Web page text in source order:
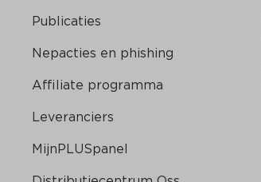
Publicaties
Nepacties en phishing
Affiliate programma
Leveranciers
MijnPLUSpanel